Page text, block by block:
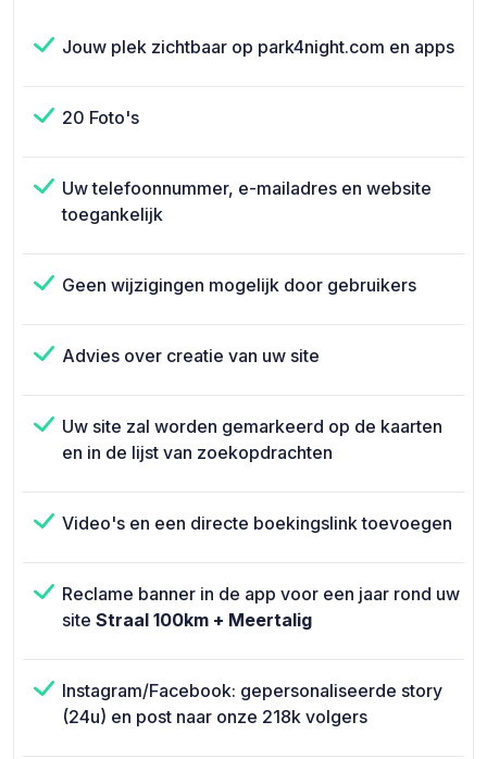
Jouw plek zichtbaar op park4night.com en apps
20 Foto's
Uw telefoonnummer, e-mailadres en website
toegankelijk
Geen wijzigingen mogelijk door gebruikers
Advies over creatie van uw site
Uw site zal worden gemarkeerd op de kaarten
en in de lijst van zoekopdrachten
Video's en een directe boekingslink toevoegen
Reclame banner in de app voor een jaar rond uw
site Straal 100km + Meertalig
Instagram/Facebook: gepersonaliseerde story
(24u) en post naar onze 218k volgers